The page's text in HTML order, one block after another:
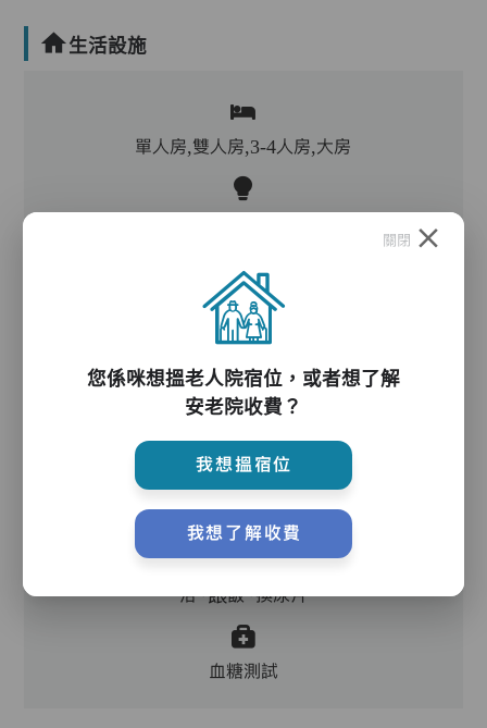
生活設施
單人房,雙人房,3-4人房,大房
電動床,氣墊床,電梯,防滑扶手,助行器/拐杖,輪椅
護理服務
主管,助理員,護理員,保健員,到診醫生,中醫
護理評估、執藥、核派藥、量度生命表徵、協助沐
浴、餵飯、換尿片
血糖測試
關閉
您係咪想搵老人院宿位，或者想了解
安老院收費？
我想搵宿位
我想了解收費